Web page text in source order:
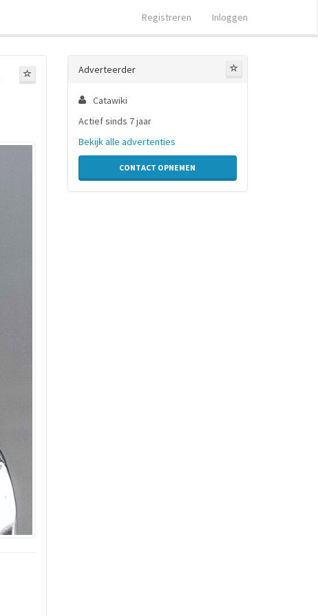
Registreren Inloggen
Adverteerder
Catawiki
Actief sinds 7 jaar
Bekijk alle advertenties
CONTACT OPNEMEN